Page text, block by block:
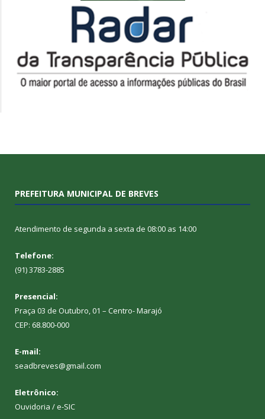
PREFEITURA MUNICIPAL DE BREVES
Atendimento de segunda a sexta de 08:00 as 14:00
Telefone:
(91) 3783-2885
Presencial:
Praça 03 de Outubro, 01 – Centro- Marajó
CEP: 68.800-000
E-mail:
seadbreves@gmail.com
Eletrônico:
Ouvidoria /e-SIC